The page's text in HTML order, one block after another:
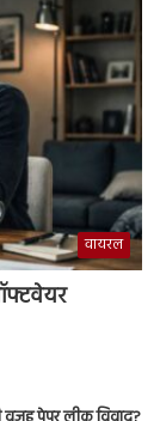
वायरल